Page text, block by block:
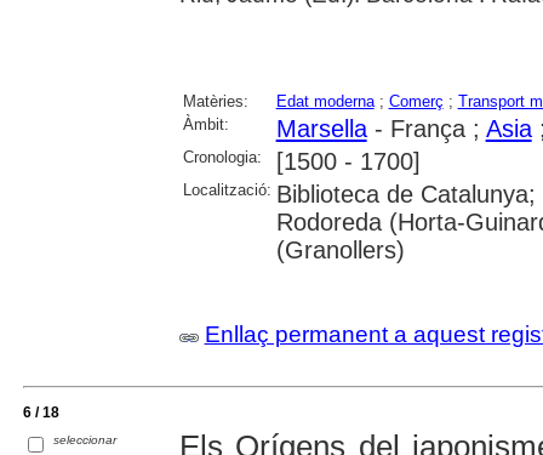
Matèries: Edat moderna; Comerç ; Transport
Àmbit:
Marsella- França ; Asia
Cronologia: [1500 - 1700]
Localització: Biblioteca de
Rodoreda (Horta-
(Granollers)
Enllaç permanent a aquest
6 / 18
seleccionar
Els Orígens del